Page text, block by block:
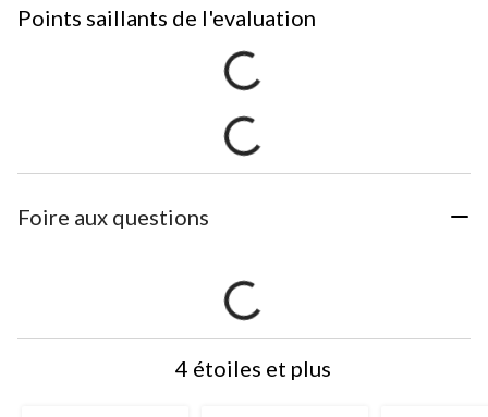
Points saillants de l'evaluation
Foire aux questions
4 étoiles et plus